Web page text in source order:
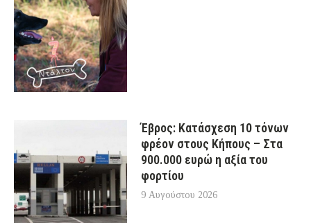
Έβρος: Κατάσχεση 10 τόνων
φρέον στους Κήπους – Στα
900.000 ευρώ η αξία του
φορτίου
9 Αυγούστου 2026